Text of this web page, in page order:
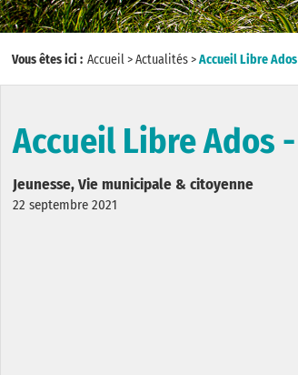
Vous êtes ici : Accueil>Actualités>Accueil Libre
Accueil Libre Ados
Jeunesse, Vie municipale & citoyenne
22 septembre 2021